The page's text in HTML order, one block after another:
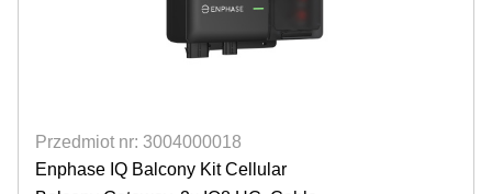
Przedmiot nr: 3004000018
Enphase IQ Balcony Kit Cellular